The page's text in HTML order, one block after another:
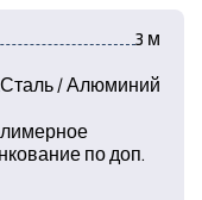
3 м
Сталь / Алюминий
по доп.